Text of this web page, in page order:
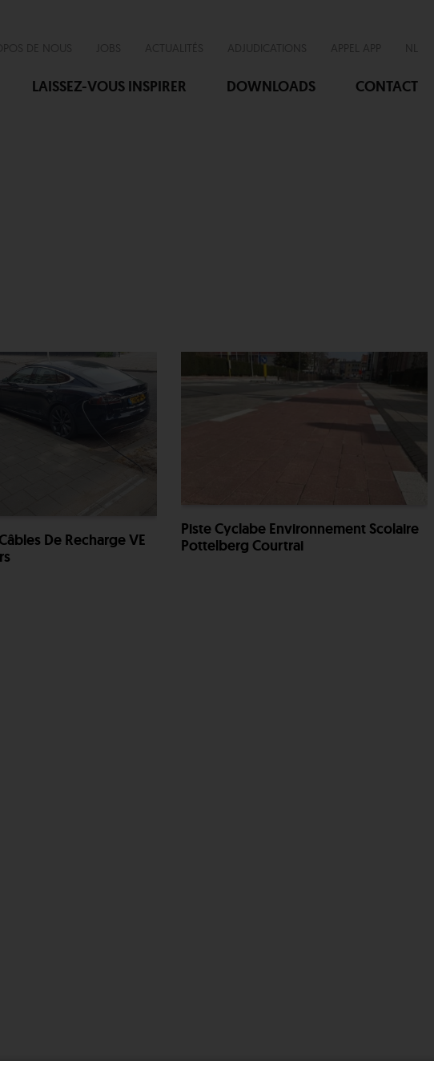
LAISSEZ-VOUS INSPIRER DOWNLOADS CONTACT
De Recharge VE
Piste Cyclabe Environnement Scolaire
Pottelberg Courtrai